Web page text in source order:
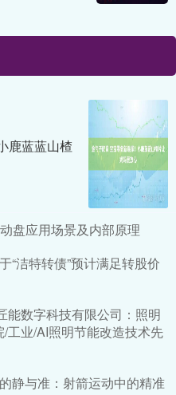
鹿蓝蓝山楂
盘应用场景及内部原理
“洁特转债”预计满足转股价
能数字科技有限公司：照明
工业/AI照明节能改造技术先
静与准：射箭运动中的精准